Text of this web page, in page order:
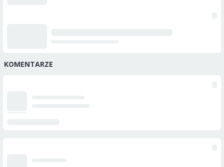
KOMENTARZE